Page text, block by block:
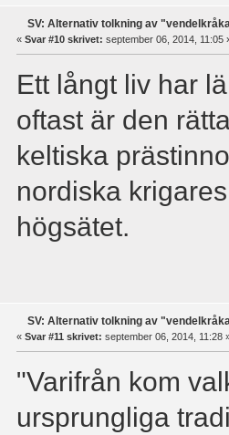
SV: Alternativ tolkning av
« Svar #10 skrivet: september 06, 2014, 11:05
Ett långt liv har
oftast är den
keltiska
nordiska
högsätet.
SV: Alternativ tolkning av
« Svar #11 skrivet: september 06, 2014, 11:28
"Varifrån kom
ursprungliga